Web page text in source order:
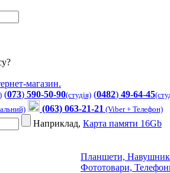
магазин.
(073) 590-50-90(студія) (0482) 49-64-45
(063) 063-21-21 (Viber + Телефон)
Наприклад, Карта памяти 16Gb
Планшети,
Фототовари,